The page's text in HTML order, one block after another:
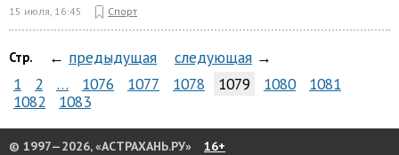
15 июля, 16:45 Спорт
Стр. ← предыдущая следующая →
1
2 … 1076 1077 1078 1079 1080
1081
1082
1083
© 1997—2026, «АСТРАХАНЬ.РУ» 16+